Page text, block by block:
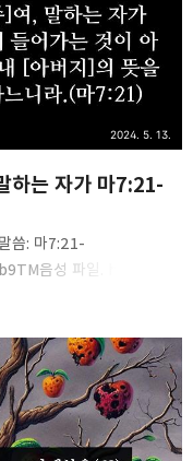
하는 자가 마7:21-
2024. 5. 13.
씀: 마7:21-
음성 파일. https://